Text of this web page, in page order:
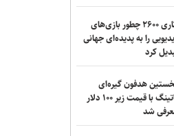
پیوست
دارم/ حضورم در مس
آتاری ۲۶۰۰ چطور بازی‌های
را به پدیده‌ای جهانی
کرد
هدفون گیره‌ای
ناتینگ با قیمت زیر ۱۰۰ دلار
شد